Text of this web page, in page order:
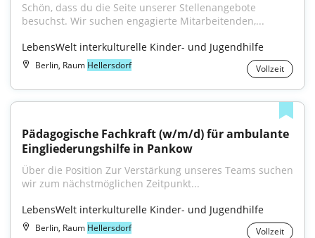
Schön, dass du die Seite unserer Stellenangebote
besuchst. Wir suchen engagierte Mitarbeitenden,...
LebensWelt interkulturelle Kinder- und Jugendhilfe
Berlin, Raum Hellersdorf Vollzeit
Pädagogische Fachkraft (w/m/d) für ambulante
Eingliederungshilfe in Pankow
Über die Position Zur Verstärkung unseres Teams suchen
wir zum nächstmöglichen Zeitpunkt...
LebensWelt interkulturelle Kinder- und Jugendhilfe
Berlin, Raum Hellersdorf Vollzeit